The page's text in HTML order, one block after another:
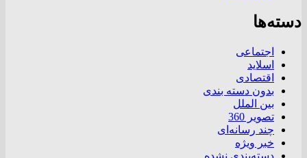
دسته‌ها
اجتماعی
اسلاید
اقتصادی
بدون دسته بندی
بین الملل
تصویر 360
چند رسانه‌ای
خبر ویژه
دسته‌بندی نشده